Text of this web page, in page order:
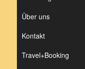
Über uns
Kontakt
Travel+Booking